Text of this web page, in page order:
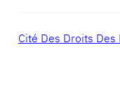
Cité Des Droits Des